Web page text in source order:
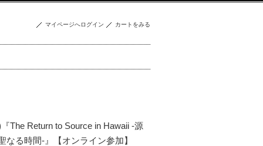
マイページへログイン カートをみる
The Return to Source in Hawaii -源
なる時間-』【オンライン参加】